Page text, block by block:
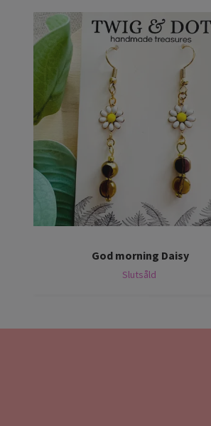
God morning Daisy
Slutsåld